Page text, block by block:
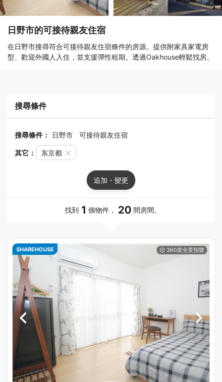
日野市的可接待親友住宿
在日野市搜尋符合可接待親友住宿條件的房源。提供附家具家電房
型、歡迎外國人入住，並支援彈性租期。透過Oakhouse輕鬆找房。
搜尋條件
搜尋條件： 日野市 可接待親友住宿
其它： 东京都
追加・變更
找到 1 個物件， 20 間房間。
SHAREHOUSE